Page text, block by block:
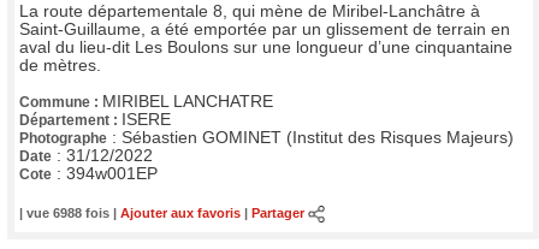
La route départementale 8, qui mène de Miribel-Lanchâtre à
Saint-Guillaume, a été emportée par un glissement de terrain en
aval du lieu-dit Les Boulons sur une longueur d’une cinquantaine
de mètres.
Commune : MIRIBEL LANCHATRE
Département : ISERE
Photographe : Sébastien GOMINET (Institut des Risques Majeurs)
Date : 31/12/2022
Cote : 394w001EP
| vue 6988 fois | Ajouter aux favoris Partager